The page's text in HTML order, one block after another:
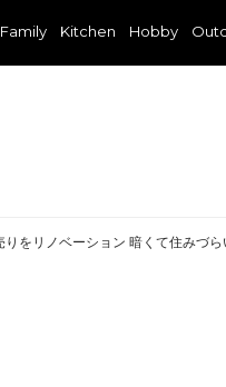
Family Kitchen Hobby
りをリノベーション 暗くて住みづ